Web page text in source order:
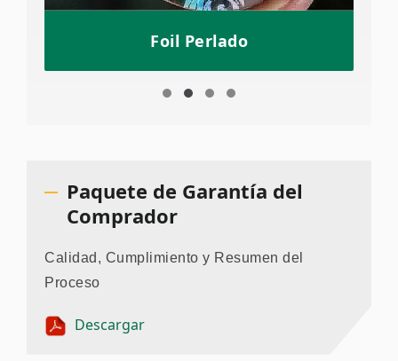
Foil Perlado
Paquete de Garantía del
Comprador
Calidad, Cumplimiento y Resumen del
Proceso
Descargar